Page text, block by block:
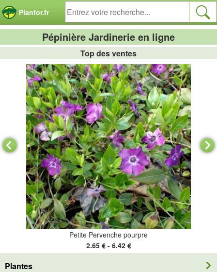
Planfor.fr
Pépinière Jardinerie en ligne
Top des ventes
Petite Pervenche pourpre
2.65 € - 6.42 €
Plantes
Panneau de gestion des cookies